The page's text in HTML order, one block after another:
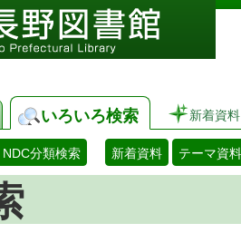
いろいろ検索 新着資料
NDC分類検索 新着資料 テーマ資料